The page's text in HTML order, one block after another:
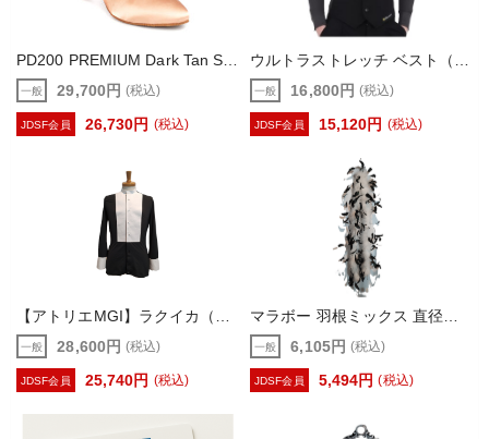
一般 29,700円(税込)
JDSF会員 26,730円 (税込)
一般 16,800円(税込)
JDSF会員 15,120円 (税込)
【アトリエMGI】ラクイカ（イカ胸シャツ）超ストレッチ＆パンツレス
一般 28,600円(税込)
JDSF会員 25,740円 (税込)
マラボー 羽根ミックス 直径約8cm（羽を除く）×長さ1.8m 羽 羽根 フェザー 装飾 F906
一般 6,105円(税込)
JDSF会員 5,494円 (税込)